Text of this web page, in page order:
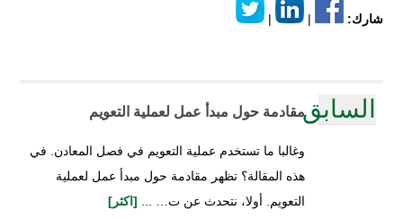
شارك: |
|
السابقمقادمة حول مبدأ عمل لعملية التعويم
وغالبا ما تستخدم عملية التعويم في فصل المعادن. في
هذه المقالة؟ تظهر مقادمة حول مبدأ عمل لعملية
التعويم. أولا، نتحدث عن ت… ...
[اكثر]